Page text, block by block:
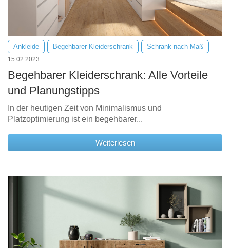
Ankleide Begehbarer Kleiderschrank Schrank nach Maß
15.02.2023
Begehbarer Kleiderschrank: Alle Vorteile
und Planungstipps
In der heutigen Zeit von Minimalismus und
Platzoptimierung ist ein begehbarer...
Weiterlesen